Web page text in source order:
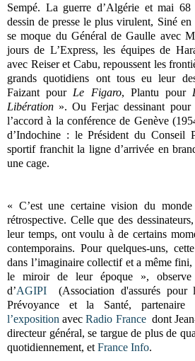
Sempé. La guerre d’Algérie et mai 68
dessin de presse le plus virulent, Siné en
se moque du Général de Gaulle avec
jours de L’Express, les équipes de
avec Reiser et Cabu, repoussent les
grands quotidiens ont tous eu leur
Faizant pour Le Figaro, Plantu pour
Libération ». Ou Ferjac dessinant pour
l’accord à la conférence de Genève
d’Indochine : le Président du Conseil
sportif franchit la ligne d’arrivée en
une cage.
« C’est une certaine vision du
rétrospective. Celle que des
leur temps, ont voulu à de certains
contemporains. Pour quelques-uns,
dans l’imaginaire collectif et a même
le miroir de leur époque », observe
d’AGIPI (Association d'assurés pour
Prévoyance et la Santé, partenaire
l’exposition avecRadio Francedont
directeur général, se targue de plus de
quotidiennement, et France Info.